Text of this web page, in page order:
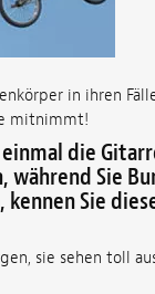
in ihren
mitnimmt!
die
während Sie
Sie
sie sehen toll